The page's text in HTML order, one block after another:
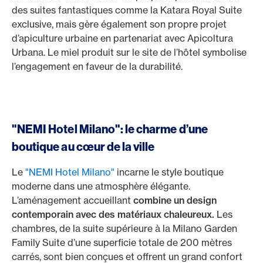
des suites fantastiques comme la Katara Royal Suite
exclusive, mais gère également son propre projet
d’apiculture urbaine en partenariat avec Apicoltura
Urbana. Le miel produit sur le site de l’hôtel symbolise
l’engagement en faveur de la durabilité.
"NEMI Hotel Milano": le charme d’une
boutique au cœur de la ville
Le "NEMI Hotel Milano" incarne le style boutique
moderne dans une atmosphère élégante.
L’aménagement accueillant combine un design
contemporain avec des matériaux chaleureux. Les
chambres, de la suite supérieure à la Milano Garden
Family Suite d’une superficie totale de 200 mètres
carrés, sont bien conçues et offrent un grand confort